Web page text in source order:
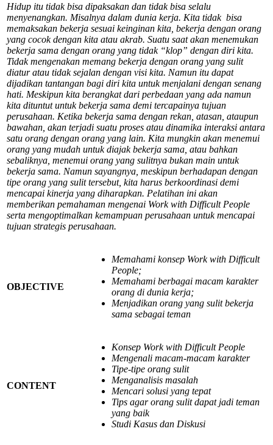
Hidup itu tidak bisa dipaksakan dan tidak bisa selalu
menyenangkan. Misalnya dalam dunia kerja. Kita tidak bisa
memaksakan bekerja sesuai keinginan kita, bekerja dengan orang
yang cocok dengan kita atau akrab. Suatu saat akan menemukan
bekerja sama dengan orang yang tidak “klop” dengan diri kita.
Tidak mengenakan memang bekerja dengan orang yang sulit
diatur atau tidak sejalan dengan visi kita. Namun itu dapat
dijadikan tantangan bagi diri kita untuk menjalani dengan senang
hati. Meskipun kita berangkat dari perbedaan yang ada namun
kita dituntut untuk bekerja sama demi tercapainya tujuan
perusahaan. Ketika bekerja sama dengan rekan, atasan, ataupun
bawahan, akan terjadi suatu proses atau dinamika interaksi antara
satu orang dengan orang yang lain. Kita mungkin akan menemui
orang yang mudah untuk diajak bekerja sama, atau bahkan
sebaliknya, menemui orang yang sulitnya bukan main untuk
bekerja sama. Namun sayangnya, meskipun berhadapan dengan
tipe orang yang sulit tersebut, kita harus berkoordinasi demi
mencapai kinerja yang diharapkan. Pelatihan ini akan
memberikan pemahaman mengenai Work with Difficult People
serta mengoptimalkan kemampuan perusahaan untuk mencapai
tujuan strategis perusahaan.
OBJECTIVE
Memahami konsep Work with Difficult
People;
Memahami berbagai macam karakter
orang di dunia kerja;
Menjadikan orang yang sulit bekerja
sama sebagai teman
CONTENT
Konsep Work with Difficult People
Mengenali macam-macam karakter
Tipe-tipe orang sulit
Menganalisis masalah
Mencari solusi yang tepat
Tips agar orang sulit dapat jadi teman
yang baik
Studi Kasus dan Diskusi